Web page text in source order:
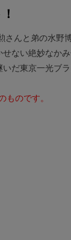
さんと弟の水野
ない絶妙なか
だ東京一光ブ
ものです。